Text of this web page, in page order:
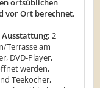
ortsüblichen
vor Ort berechnet.
Ausstattung: 2
Terrasse am
DVD-Player,
werden,
Teekocher,